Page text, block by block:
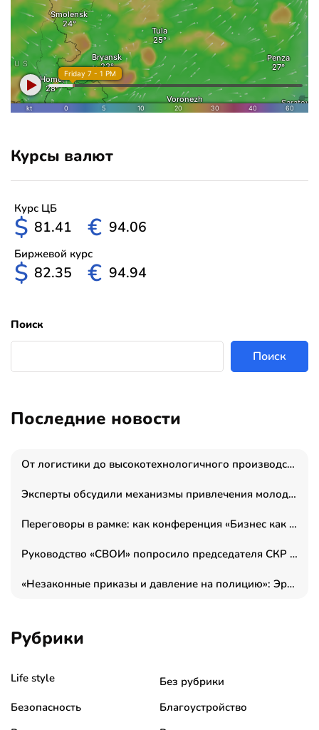
Курсы валют
Курс ЦБ
$ 81.41 € 94.06
Биржевой курс
$ 82.35 € 94.94
Поиск
Поиск
Последние новости
От логистики до высокотехнологичного производства: как основатель “гагаринга” выстраивает экосистему безопасности и гражданских БПЛА
Эксперты обсудили механизмы привлечения молодых специалистов в промышленные города
Переговоры в рамке: как конференция «Бизнес как искусство» переформатирует деловой этикет в стенах ТПП РФ
Руководство «СВОИ» попросило председателя СКР дать правовую оценку обысков в тыловом штабе
«Незаконные приказы и давление на полицию»: Эрнеста Султанова задержали у посольства Израиля во время одиночного пикета
Рубрики
Life style
Без рубрики
Безопасность
Благоустройство